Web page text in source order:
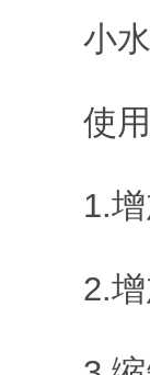
小水
使用
1.增
2.增